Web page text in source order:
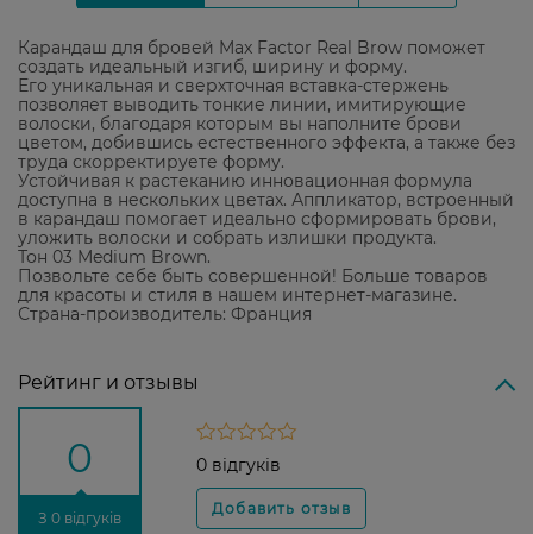
Карандаш для бровей Max Factor Real Brow поможет
создать идеальный изгиб, ширину и форму.
Его уникальная и сверхточная вставка-стержень
позволяет выводить тонкие линии, имитирующие
волоски, благодаря которым вы наполните брови
цветом, добившись естественного эффекта, а также без
труда скорректируете форму.
Устойчивая к растеканию инновационная формула
доступна в нескольких цветах. Аппликатор, встроенный
в карандаш помогает идеально сформировать брови,
уложить волоски и собрать излишки продукта.
Тон 03 Medium Brown.
Позвольте себе быть совершенной! Больше товаров
для красоты и стиля в нашем интернет-магазине.
Страна-производитель: Франция
Рейтинг и отзывы
0
З 0 відгуків
0 відгуків